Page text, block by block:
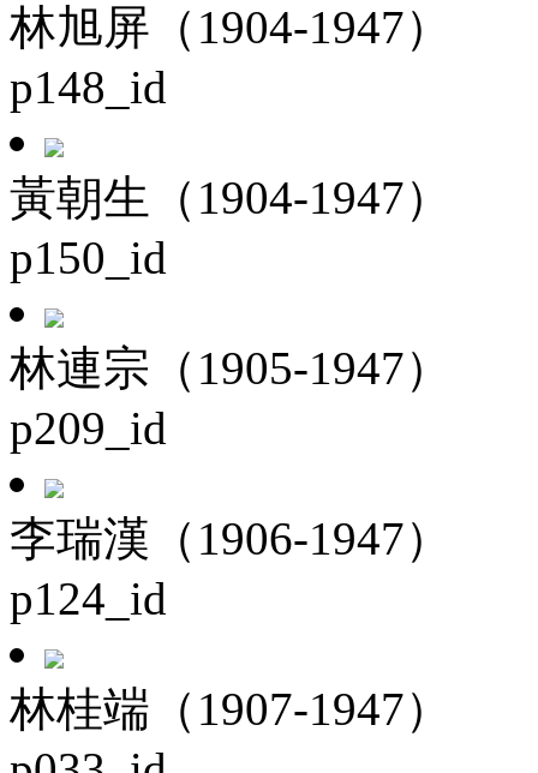
林旭屏（1904-1947）
p148_id
黃朝生（1904-1947）
p150_id
林連宗（1905-1947）
p209_id
李瑞漢（1906-1947）
p124_id
林桂端（1907-1947）